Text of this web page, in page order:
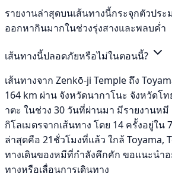
รายงานล่าสุดบนเส้นทางนี้กระจุกตัวปร
ออกหากินมากในช่วงรุ่งสางและพลบค่ำ
เส้นทางนี้ปลอดภัยหรือไม่ในตอนนี้?
เส้นทางจาก Zenkō-ji Temple ถึง
164 km ผ่าน จังหวัดนากาโนะ จังหวัดโ
าตะ ในช่วง 30 วันที่ผ่านมา มีรายงานหมี
กิโลเมตรจากเส้นทาง โดย 14 ครั้งอยู่ใน
ล่าสุดคือ 21ชั่วโมงที่แล้ว ใกล้ Toyama,
ทางเดินของหมีที่กำลังคึกคัก ขอแนะนำอ
ทางหรือเลื่อนการเดินทาง